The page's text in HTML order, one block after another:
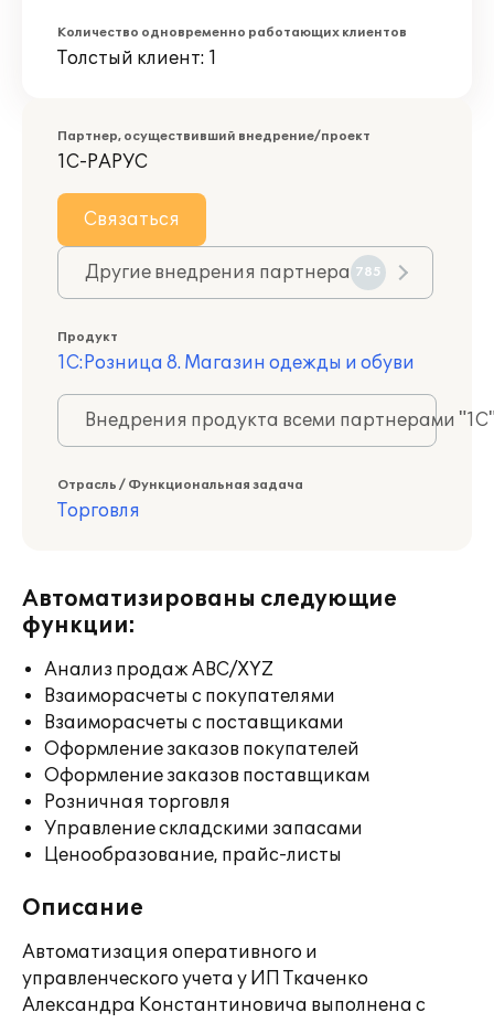
Количество одновременно работающих клиентов
Толстый клиент: 1
Партнер, осуществивший внедрение/проект
1С-РАРУС
Связаться
Другие внедрения партнера 785
Продукт
1С:Розница 8. Магазин одежды и обуви
Внедрения продукта всеми партнерами
Отрасль / Функциональная задача
Торговля
Автоматизированы следующие
функции:
Анализ продаж ABC/XYZ
Взаиморасчеты с покупателями
Взаиморасчеты с поставщиками
Оформление заказов покупателей
Оформление заказов поставщикам
Розничная торговля
Управление складскими запасами
Ценообразование, прайс-листы
Описание
Автоматизация оперативного и
управленческого учета у ИП Ткаченко
Александра Константиновича выполнена с